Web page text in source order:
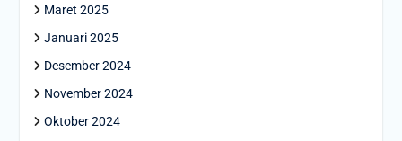
Maret 2025
Januari 2025
Desember 2024
November 2024
Oktober 2024